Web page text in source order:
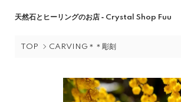
天然石とヒーリングのお店 ‐ Crystal Shop Fuu
TOP CARVING＊＊彫刻